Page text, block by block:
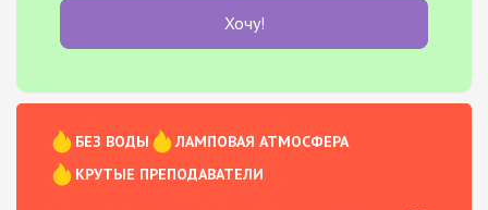
Хочу!
БЕЗ ВОДЫ
ЛАМПОВАЯ АТМОСФЕРА
КРУТЫЕ ПРЕПОДАВАТЕЛИ